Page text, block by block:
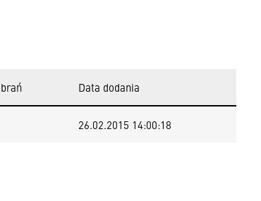
Data dodania
26.02.2015 14:00:18